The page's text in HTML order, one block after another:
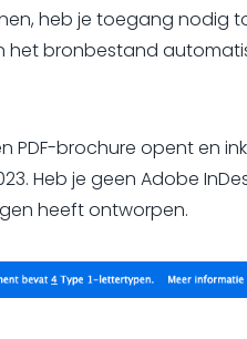
heb je toegang nodig
het bronbestand
PDF-brochure opent en
Heb je geen Adobe
heeft ontworpen.